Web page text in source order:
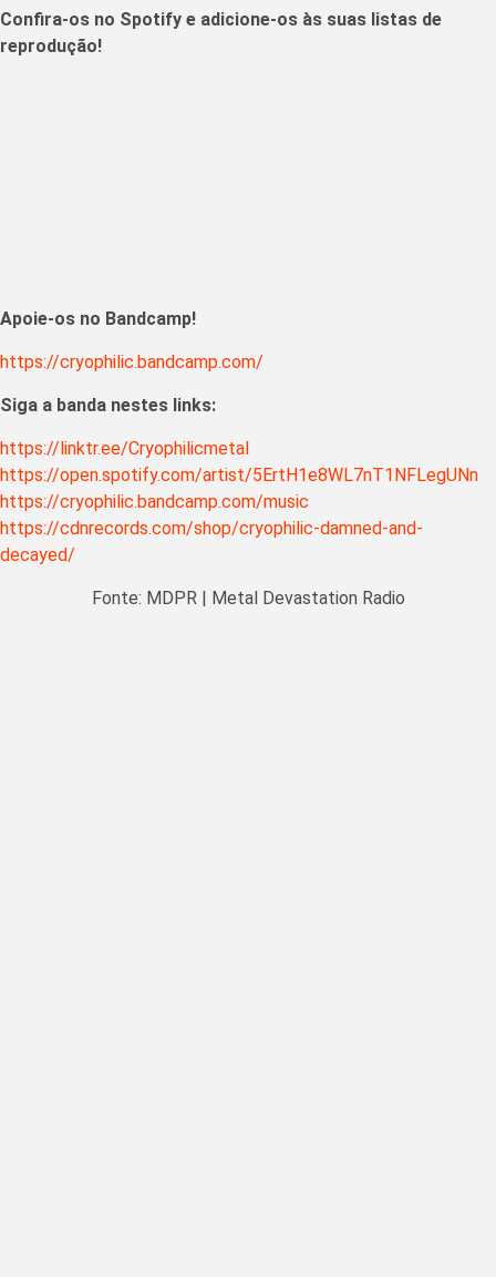
Confira-os no Spotify e adicione-os às suas listas de
reprodução!
Apoie-os no Bandcamp!
https://cryophilic.bandcamp.com/
Siga a banda nestes links:
https://linktr.ee/Cryophilicmetal
https://open.spotify.com/artist/5ErtH1e8WL7nT1NFLegUNn
https://cryophilic.bandcamp.com/music
https://cdnrecords.com/shop/cryophilic-damned-and-
decayed/
Fonte: MDPR | Metal Devastation Radio